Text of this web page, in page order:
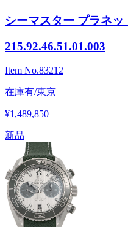
シーマスター プラネ
215.92.46.51.01.003
Item No.83212
在庫有/東京
¥1,489,850
新品